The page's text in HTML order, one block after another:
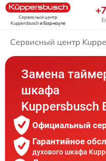
Сервисный центр
Kuppersbuschв Барнауле
Сервисный центр
Замена
шкафа
Kuppersbusch
Официальный
Гарантийное
духового шкафа